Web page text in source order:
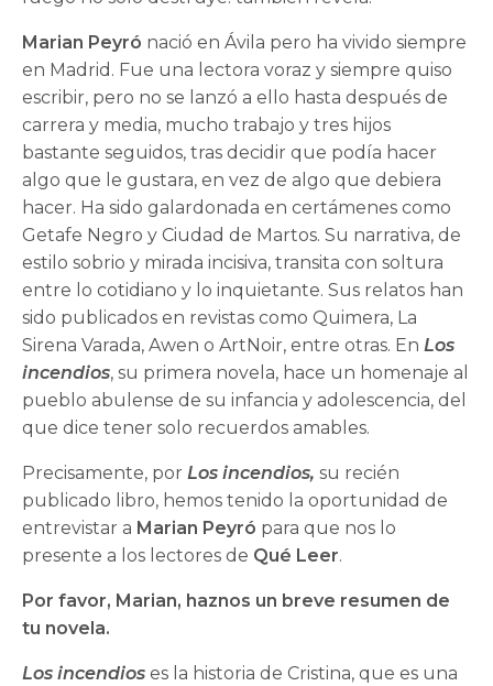
Marian Peyró nació en Ávila pero ha vivido siempre
en Madrid. Fue una lectora voraz y siempre quiso
escribir, pero no se lanzó a ello hasta después de
carrera y media, mucho trabajo y tres hijos
bastante seguidos, tras decidir que podía hacer
algo que le gustara, en vez de algo que debiera
hacer. Ha sido galardonada en certámenes como
Getafe Negro y Ciudad de Martos. Su narrativa, de
estilo sobrio y mirada incisiva, transita con soltura
entre lo cotidiano y lo inquietante. Sus relatos han
sido publicados en revistas como Quimera, La
Sirena Varada, Awen o ArtNoir, entre otras. En Los
incendios, su primera novela, hace un homenaje al
pueblo abulense de su infancia y adolescencia, del
que dice tener solo recuerdos amables.
Precisamente, por Los incendios, su recién
publicado libro, hemos tenido la oportunidad de
entrevistar a Marian Peyró para que nos lo
presente a los lectores de Qué Leer.
Por favor, Marian, haznos un breve resumen de
tu novela.
Los incendios es la historia de Cristina, que es una